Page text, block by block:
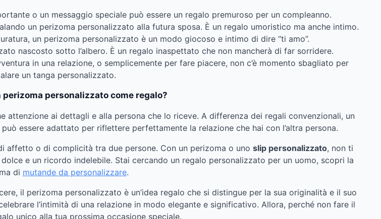
o un messaggio speciale può essere un regalo premuroso per un compleanno.
un perizoma personalizzato alla futura sposa. È un regalo umoristico ma anche intimo.
un perizoma personalizzato è un modo giocoso e intimo di dire “ti amo”.
nascosto sotto l’albero. È un regalo inaspettato che non mancherà di far sorridere.
in una relazione, o semplicemente per fare piacere, non c’è momento sbagliato per
un tanga personalizzato.
perizoma personalizzato come regalo?
attenzione ai dettagli e alla persona che lo riceve. A differenza dei regali convenzionali, un
essere adattato per riflettere perfettamente la relazione che hai con l’altra persona.
affetto o di complicità tra due persone. Con un perizoma o uno slip personalizzato, non ti
e un ricordo indelebile. Stai cercando un regalo personalizzato per un uomo, scopri la
di mutande da personalizzare.
il perizoma personalizzato è un’idea regalo che si distingue per la sua originalità e il suo
l’intimità di una relazione in modo elegante e significativo. Allora, perché non fare il
unico alla tua prossima occasione speciale.